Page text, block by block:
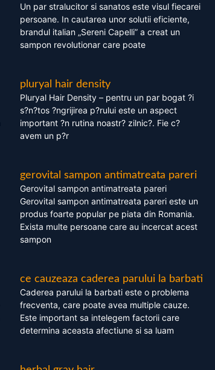
Un par stralucitor si sanatos este visul fiecarei
persoane. In cautarea unor solutii eficiente,
brandul italian „Sereni Capelli” a creat un
sampon revolutionar care poate
pluryal hair density
Pluryal Hair Density – pentru un par bogat ?i
s?n?tos ?ngrijirea p?rului este un aspect
important ?n rutina noastr? zilnic?. Fie c?
avem un p?r
gerovital sampon antimatreata pareri
Gerovital sampon antimatreata pareri
Gerovital sampon antimatreata pareri este un
produs foarte popular pe piata din Romania.
Exista multe persoane care au incercat acest
sampon
ce cauzeaza caderea parului la barbati
Caderea parului la barbati este o problema
frecventa, care poate avea multiple cauze.
Este important sa intelegem factorii care
determina aceasta afectiune si sa luam